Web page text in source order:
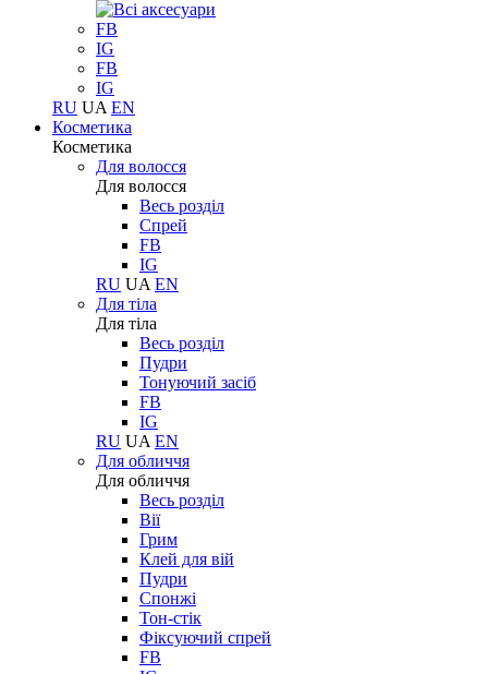
FB
IG
FB
IG
RU UA EN
Косметика
Косметика
Для волосся
Для волосся
Весь розділ
Спрей
FB
IG
RU UA EN
Для тіла
Для тіла
Весь розділ
Пудри
Тонуючий засіб
FB
IG
RU UA EN
Для обличчя
Для обличчя
Весь розділ
Вії
Грим
Клей для вій
Пудри
Спонжі
Тон-стік
Фіксуючий спрей
FB